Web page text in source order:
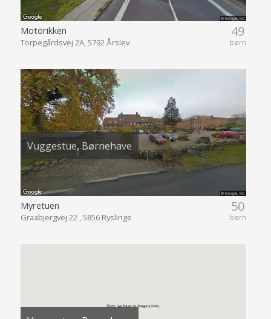
49
børn
Motorikken
Torpegårdsvej 2A, 5792 Årslev
Vuggestue, Børnehave
50
børn
Myretuen
Graabjergvej 22 , 5856 Ryslinge